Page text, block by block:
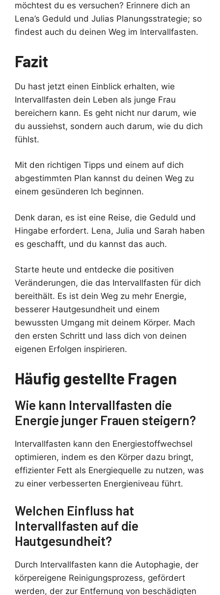
möchtest du es versuchen? Erinnere dich an
Lena’s Geduld und Julias Planungsstrategie; so
findest auch du deinen Weg im Intervallfasten.
Fazit
Du hast jetzt einen Einblick erhalten, wie
Intervallfasten dein Leben als junge Frau
bereichern kann. Es geht nicht nur darum, wie
du aussiehst, sondern auch darum, wie du dich
fühlst.
Mit den richtigen Tipps und einem auf dich
abgestimmten Plan kannst du deinen Weg zu
einem gesünderen Ich beginnen.
Denk daran, es ist eine Reise, die Geduld und
Hingabe erfordert. Lena, Julia und Sarah haben
es geschafft, und du kannst das auch.
Starte heute und entdecke die positiven
Veränderungen, die das Intervallfasten für dich
bereithält. Es ist dein Weg zu mehr Energie,
besserer Hautgesundheit und einem
bewussten Umgang mit deinem Körper. Mach
den ersten Schritt und lass dich von deinen
eigenen Erfolgen inspirieren.
Häufig gestellte Fragen
Wie kann Intervallfasten die
Energie junger Frauen steigern?
Intervallfasten kann den Energiestoffwechsel
optimieren, indem es den Körper dazu bringt,
effizienter Fett als Energiequelle zu nutzen, was
zu einer verbesserten Energieniveau führt.
Welchen Einfluss hat
Intervallfasten auf die
Hautgesundheit?
Durch Intervallfasten kann die Autophagie, der
körpereigene Reinigungsprozess, gefördert
werden, der zur Entfernung von beschädigten